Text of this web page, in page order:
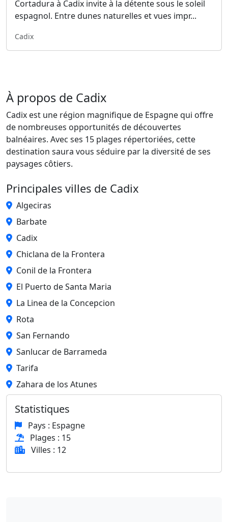
Cortadura à Cadix invite à la détente sous le soleil
espagnol. Entre dunes naturelles et vues impr...
Cadix
À propos de Cadix
Cadix est une région magnifique de Espagne qui offre
de nombreuses opportunités de découvertes
balnéaires. Avec ses 15 plages répertoriées, cette
destination saura vous séduire par la diversité de ses
paysages côtiers.
Principales villes de Cadix
Algeciras
Barbate
Cadix
Chiclana de la Frontera
Conil de la Frontera
El Puerto de Santa Maria
La Linea de la Concepcion
Rota
San Fernando
Sanlucar de Barrameda
Tarifa
Zahara de los Atunes
Statistiques
Pays : Espagne
Plages : 15
Villes : 12